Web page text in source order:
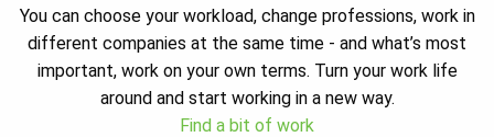
You can choose your workload, change professions, work in
different companies at the same time - and what’s most
important, work on your own terms. Turn your work life
around and start working in a new way.
Find a bit of work